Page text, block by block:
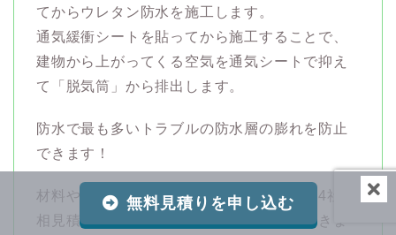
てからウレタン防水を施工します。
通気緩衝シートを貼ってから施工することで、
建物から上がってくる空気を通気シートで抑え
て「脱気筒」から排出します。
防水で最も多いトラブルの防水層の膨れを防止
できます！
材料や工法のご説明をさせて頂きまして、4社の
相見積もりの中から弊社に工事をお任せ頂きま
無料見積りを申し込む